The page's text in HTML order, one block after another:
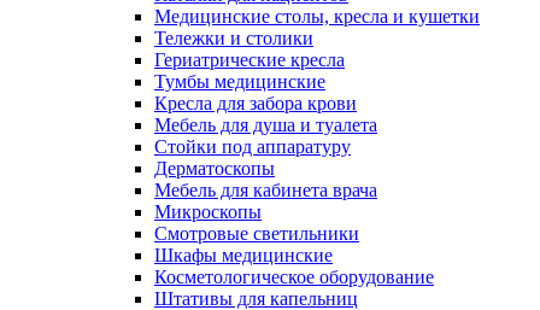
Медицинские столы, кресла и кушетки
Тележки и столики
Гериатрические кресла
Тумбы медицинские
Кресла для забора крови
Мебель для душа и туалета
Стойки под аппаратуру
Дерматоскопы
Мебель для кабинета врача
Микроскопы
Смотровые светильники
Шкафы медицинские
Косметологическое оборудование
Штативы для капельниц